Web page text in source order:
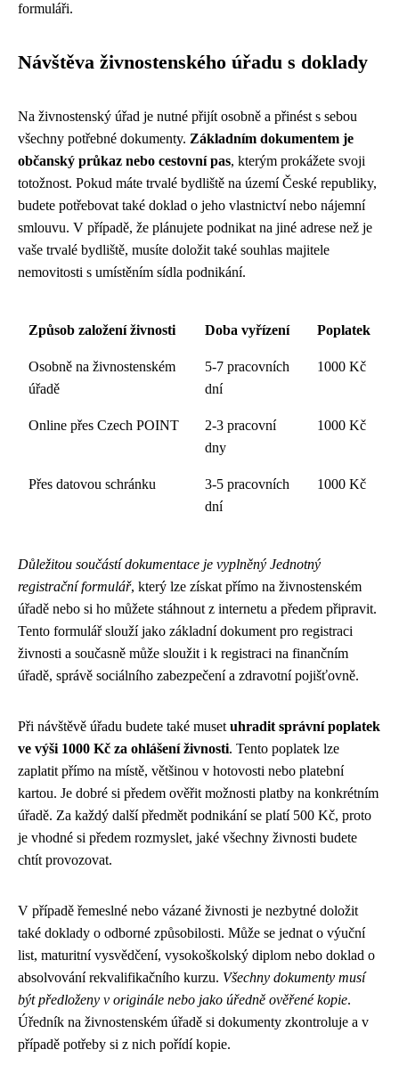
formuláři.
Návštěva živnostenského úřadu s doklady
Na živnostenský úřad je nutné přijít osobně a přinést s sebou
všechny potřebné dokumenty. Základním dokumentem je
občanský průkaz nebo cestovní pas, kterým prokážete svoji
totožnost. Pokud máte trvalé bydliště na území České republiky,
budete potřebovat také doklad o jeho vlastnictví nebo nájemní
smlouvu. V případě, že plánujete podnikat na jiné adrese než je
vaše trvalé bydliště, musíte doložit také souhlas majitele
nemovitosti s umístěním sídla podnikání.
Způsob založení živnosti Doba vyřízení Poplatek
Osobně na živnostenském
úřadě
5-7 pracovních
dní
1000 Kč
Online přes Czech POINT
2-3 pracovní
dny
1000 Kč
Přes datovou schránku
3-5 pracovních
dní
1000 Kč
Důležitou součástí dokumentace je vyplněný Jednotný
registrační formulář, který lze získat přímo na živnostenském
úřadě nebo si ho můžete stáhnout z internetu a předem připravit.
Tento formulář slouží jako základní dokument pro registraci
živnosti a současně může sloužit i k registraci na finančním
úřadě, správě sociálního zabezpečení a zdravotní pojišťovně.
Při návštěvě úřadu budete také musetuhradit správní poplatek
ve výši 1000 Kč za ohlášení živnosti. Tento poplatek lze
zaplatit přímo na místě, většinou v hotovosti nebo platební
kartou. Je dobré si předem ověřit možnosti platby na konkrétním
úřadě. Za každý další předmět podnikání se platí 500 Kč, proto
je vhodné si předem rozmyslet, jaké všechny živnosti budete
chtít provozovat.
V případě řemeslné nebo vázané živnosti je nezbytné doložit
také doklady o odborné způsobilosti. Může se jednat o výuční
list, maturitní vysvědčení, vysokoškolský diplom nebo doklad o
absolvování rekvalifikačního kurzu. Všechny dokumenty musí
být předloženy v originále nebo jako úředně ověřené kopie.
Úředník na živnostenském úřadě si dokumenty zkontroluje a v
případě potřeby si z nich pořídí kopie.